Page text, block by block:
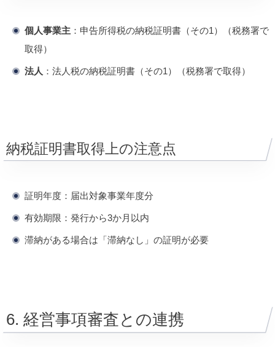
個人事業主 ：申告所得税の納税証明書（その1）（税務署で
取得）
法人 ：法人税の納税証明書（その1）（税務署で取得）
納税証明書取得上の注意点
証明年度：届出対象事業年度分
有効期限：発行から3か月以内
滞納がある場合は「滞納なし」の証明が必要
6. 経営事項審査との連携